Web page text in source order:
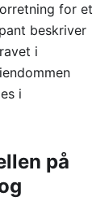
for et
beskriver
i
i
på